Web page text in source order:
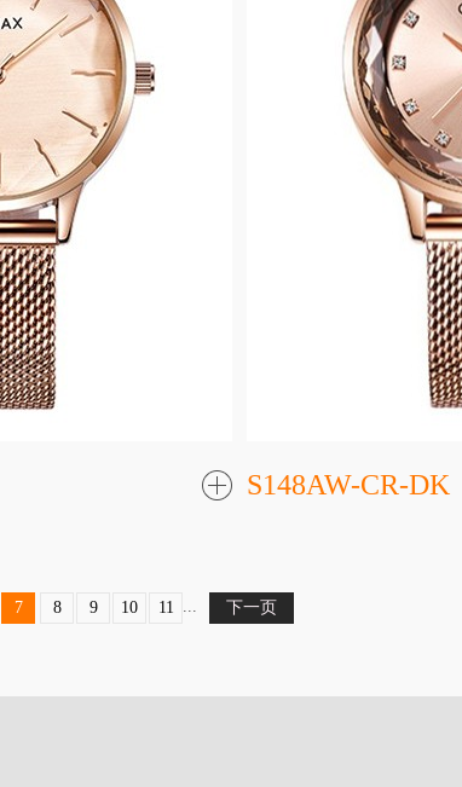
了
S148AW-CR-DK
7 8 9 10 11 ... 下一页